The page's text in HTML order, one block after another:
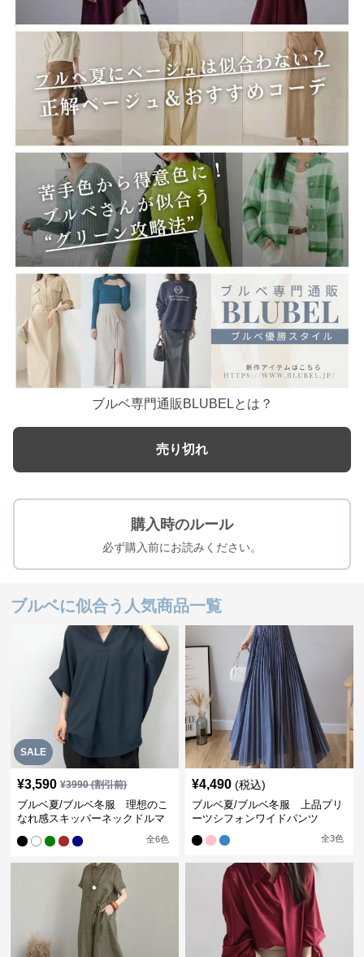
ブルベ専門通販BLUBELとは？
売り切れ
購入時のルール
必ず購入前にお読みください。
ブルベに似合う人気商品一覧
SALE
¥3,590 ¥3990(割引前)
ブルベ夏/ブルベ冬服 理想のこ
なれ感スキッパーネックドルマ
全6色
¥4,490 (税込)
ブルベ夏/ブルベ冬服 上品プリ
ーツシフォンワイドパンツ
全3色